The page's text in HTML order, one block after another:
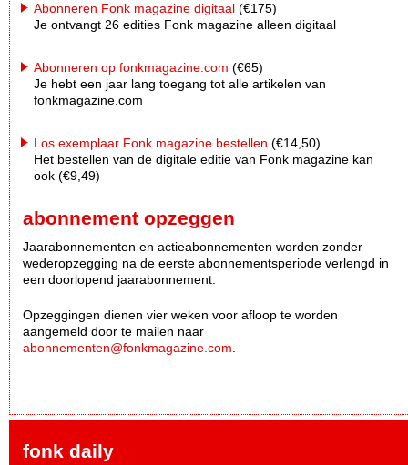
Abonneren Fonk magazine digitaal (€175)
Je ontvangt 26 edities Fonk magazine alleen digitaal
Abonneren op fonkmagazine.com (€65)
Je hebt een jaar lang toegang tot alle artikelen van
fonkmagazine.com
Los exemplaar Fonk magazine bestellen (€14,50)
Het bestellen van de digitale editie van Fonk magazine kan
ook (€9,49)
abonnement opzeggen
Jaarabonnementen en actieabonnementen worden zonder
wederopzegging na de eerste abonnementsperiode verlengd in
een doorlopend jaarabonnement.
Opzeggingen dienen vier weken voor afloop te worden
aangemeld door te mailen naar
abonnementen@fonkmagazine.com.
fonk daily